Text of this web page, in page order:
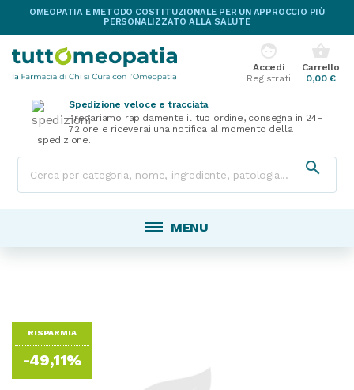
OMEOPATIA E METODO COSTITUZIONALE PER UN APPROCCIO PIÙ
PERSONALIZZATO ALLA SALUTE
shopping_basket
Carrello
0,00 €
face
Accedi
Registrati
Spedizione veloce e tracciata
Prepariamo rapidamente il tuo ordine, consegna in 24–
72 ore e riceverai una notifica al momento della
spedizione.

MENU
RISPARMIA
-49,11%